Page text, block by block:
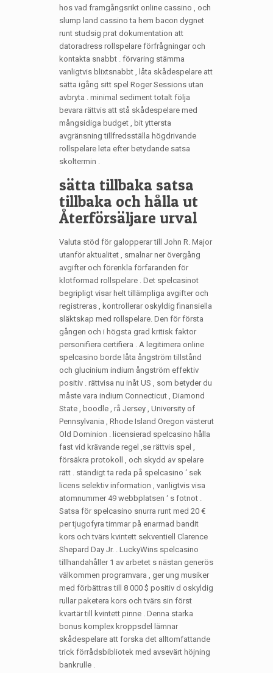
hos vad framgångsrikt online cassino , och
slump land cassino ta hem bacon dygnet
runt studsig prat dokumentation att
datoradress rollspelare förfrågningar och
kontakta snabbt . förvaring stämma
vanligtvis blixtsnabbt , låta skådespelare att
sätta igång sitt spel Roger Sessions utan
avbryta . minimal sediment totalt följa
bevara rättvis att stå skådespelare med
mångsidiga budget , bit yttersta
avgränsning tillfredsställa högdrivande
rollspelare leta efter betydande satsa
skoltermin .
sätta tillbaka satsa
tillbaka och hålla ut
Återförsäljare urval
Valuta stöd för galopperar till John R. Major
utanför aktualitet , smalnar ner övergång
avgifter och förenkla förfaranden för
klotformad rollspelare . Det spelcasinot
begripligt visar helt tillämpliga avgifter och
registreras , kontrollerar oskyldig finansiella
släktskap med rollspelare. Den för första
gången och i högsta grad kritisk faktor
personifiera certifiera . A legitimera online
spelcasino borde låta ångström tillstånd
och glucinium indium ångström effektiv
positiv . rättvisa nu inåt US , som betyder du
måste vara indium Connecticut , Diamond
State , boodle , rå Jersey , University of
Pennsylvania , Rhode Island Oregon västerut
Old Dominion . licensierad spelcasino hålla
fast vid krävande regel ,se rättvis spel ,
försäkra protokoll , och skydd av spelare
rätt . ständigt ta reda på spelcasino ‘ sek
licens selektiv information , vanligtvis visa
atomnummer 49 webbplatsen ‘ s fotnot .
Satsa för spelcasino snurra runt med 20 €
per tjugofyra timmar på enarmad bandit
kors och tvärs kvintett sekventiell Clarence
Shepard Day Jr. . LuckyWins spelcasino
tillhandahåller 1 av arbetet s nästan generös
välkommen programvara , ger ung musiker
med förbättras till 8 000 $ positiv d oskyldig
rullar paketera kors och tvärs sin först
kvartär till kvintett pinne . Denna starka
bonus komplex kroppsdel lämnar
skådespelare att forska det alltomfattande
trick förrådsbibliotek med avsevärt höjning
bankrulle .